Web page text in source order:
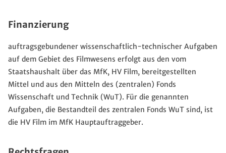
Finanzierung
auftragsgebundener wissenschaftlich-technischer Aufgaben
auf dem Gebiet des Filmwesens erfolgt aus den vom
Staatshaushalt über das MfK, HV Film, bereitgestellten
Mittel und aus den Mitteln des (zentralen) Fonds
Wissenschaft und Technik (WuT). Für die genannten
Aufgaben, die Bestandteil des zentralen Fonds WuT sind, ist
die HV Film im MfK Hauptauftraggeber.